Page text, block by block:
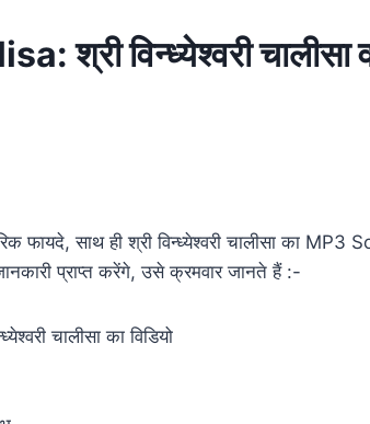
विन्ध्येश्वरी चालीसा
फायदे, साथ ही श्री विन्ध्येश्वरी चालीसा का MP3
प्राप्त करेंगे, उसे क्रमवार जानते हैं :-
चालीसा का विडियो